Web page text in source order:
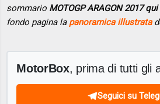
sommario MOTOGP ARAGON 2017
fondo pagina la panoramica illustrata
MotorBox, prima di tutti gli
Seguici su